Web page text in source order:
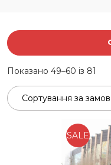
Показано 49–60 із 81
SALE